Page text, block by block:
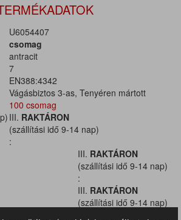
U6054407
csomag
antracit
7
EN388:4342
Vágásbiztos 3-as, Tenyéren mártott
100 csomag
III. RAKTÁRON
(szállítási idő 9-14 nap)
:
III. RAKTÁRON
(szállítási idő 9-14 nap)
:
III. RAKTÁRON
(szállítási idő 9-14 nap)